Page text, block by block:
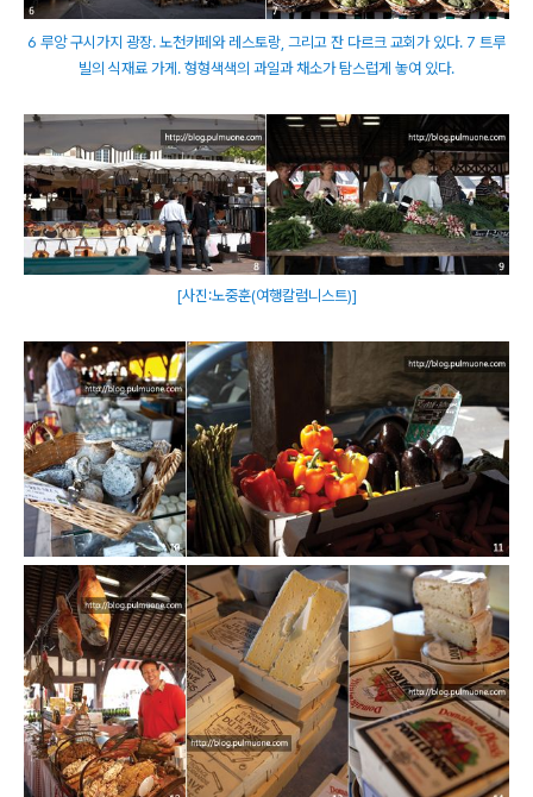
6 루앙 구시가지 광장. 노천카페와 레스토랑, 그리고 잔 다르크 교회가 있다. 7 트루
빌의 식재료 가게. 형형색색의 과일과 채소가 탐스럽게 놓여 있다.
[사진:노중훈(여행칼럼니스트)]